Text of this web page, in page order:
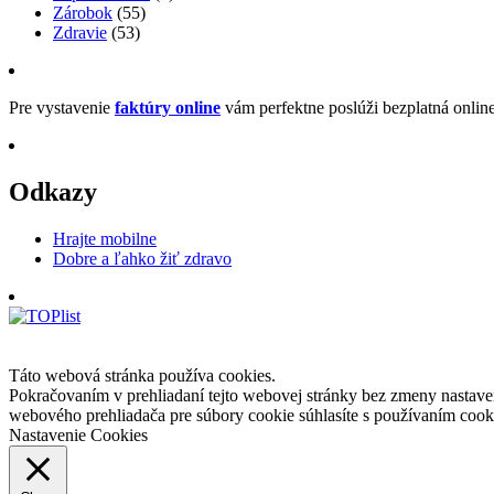
Zárobok (55)
Zdravie (53)
Pre vystavenie faktúry online vám perfektne poslúži bezplatná
Odkazy
Hrajte mobilne
Dobre a ľahko žiť zdravo
Táto webová stránka používa cookies.
Pokračovaním v prehliadaní tejto webovej stránky bez zmeny
webového prehliadača pre súbory cookie súhlasíte s používaním
Nastavenie Cookies